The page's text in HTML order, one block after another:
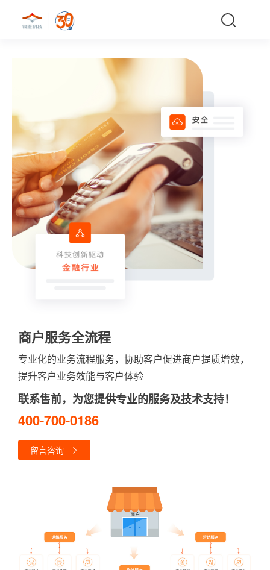
商户服务全流程解决方案
商户服务全流程
专业化的业务流程服务，协助客户促进商户提质增效，
提升客户业务效能与客户体验
联系售前，为您提供专业的服务及技术支持！
400-700-0186
留言咨询